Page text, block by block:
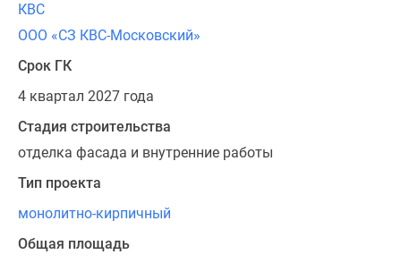
КВС
ООО «СЗ КВС-Московский»
Срок ГК
4 квартал 2027 года
Стадия строительства
отделка фасада и внутренние работы
Тип проекта
монолитно-кирпичный
Общая площадь